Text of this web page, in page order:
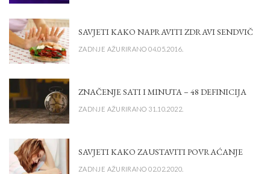
SAVJETI KAKO NAPRAVITI ZDRAVI SENDVIČ
ZADNJE AŽURIRANO 04.05.2016.
ZNAČENJE SATI I MINUTA – 48 DEFINICIJA
ZADNJE AŽURIRANO 31.10.2022.
SAVJETI KAKO ZAUSTAVITI POVRAĆANJE
ZADNJE AŽURIRANO 02.02.2020.